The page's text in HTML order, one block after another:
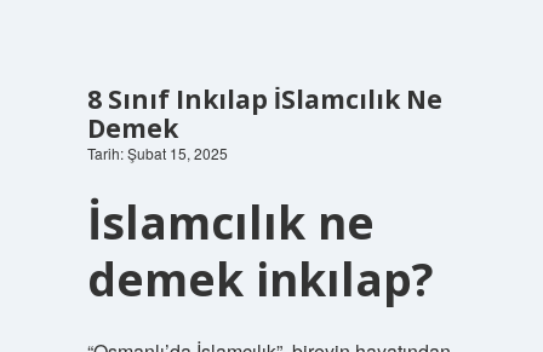
8 Sınıf Inkılap İSlamcılık Ne
Demek
Tarih: Şubat 15, 2025
İslamcılık ne
demek inkılap?